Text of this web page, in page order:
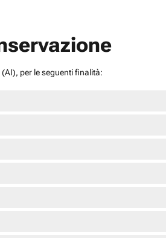
per le seguenti finalità: